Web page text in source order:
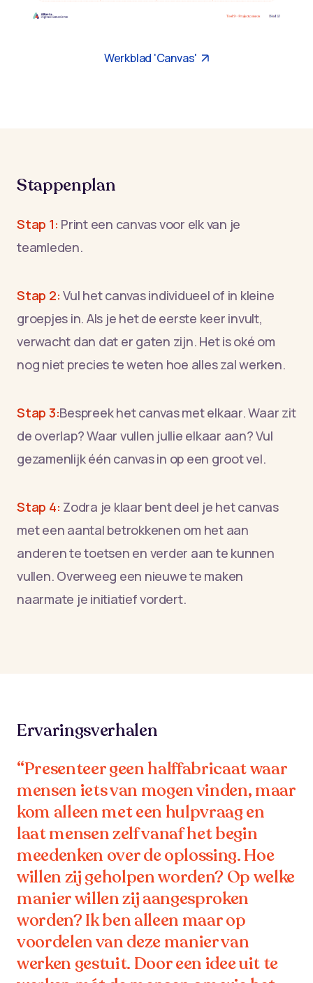
Werkblad 'Canvas'
Stappenplan
Stap 1: Print een canvas voor elk van je
teamleden.
Stap 2: Vul het canvas individueel of in kleine
groepjes in. Als je het de eerste keer invult,
verwacht dan dat er gaten zijn. Het is oké om
nog niet precies te weten hoe alles zal werken.
Stap 3:Bespreek het canvas met elkaar. Waar zit
de overlap? Waar vullen jullie elkaar aan? Vul
gezamenlijk één canvas in op een groot vel.
Stap 4: Zodra je klaar bent deel je het canvas
met een aantal betrokkenen om het aan
anderen te toetsen en verder aan te kunnen
vullen. Overweeg een nieuwe te maken
naarmate je initiatief vordert.
Ervaringsverhalen
“Presenteer geen halffabricaat waar
mensen iets van mogen vinden, maar
kom alleen met een hulpvraag en
laat mensen zelf vanaf het begin
meedenken over de oplossing. Hoe
willen zij geholpen worden? Op welke
manier willen zij aangesproken
worden? Ik ben alleen maar op
voordelen van deze manier van
werken gestuit. Door een idee uit te